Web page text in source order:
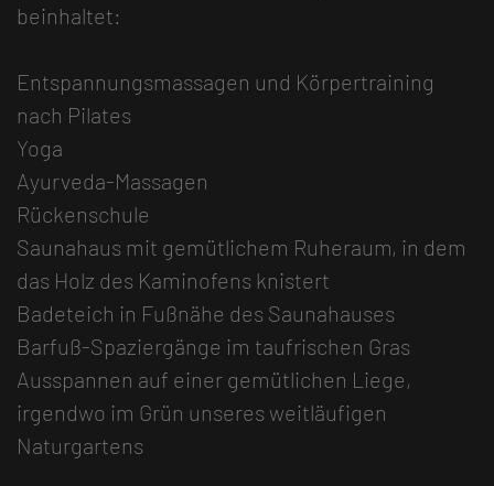
beinhaltet:
Entspannungsmassagen und Körpertraining
nach Pilates
Yoga
Ayurveda-Massagen
Rückenschule
Saunahaus mit gemütlichem Ruheraum, in dem
das Holz des Kaminofens knistert
Badeteich in Fußnähe des Saunahauses
Barfuß-Spaziergänge im taufrischen Gras
Ausspannen auf einer gemütlichen Liege,
irgendwo im Grün unseres weitläufigen
Naturgartens